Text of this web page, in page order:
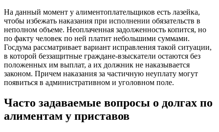
На данный момент у алиментоплательщиков есть лазейка,
чтобы избежать наказания при исполнении обязательств в
неполном объеме. Неоплаченная задолженность копится, но
по факту человек по ней платит небольшими суммами.
Госдума рассматривает вариант исправления такой ситуации,
в которой беззащитные граждане-взыскатели остаются без
положенных им выплат, а их должник не наказывается
законом. Причем наказания за частичную неуплату могут
появиться в административном и уголовном поле.
Часто задаваемые вопросы о долгах по
алиментам у приставов